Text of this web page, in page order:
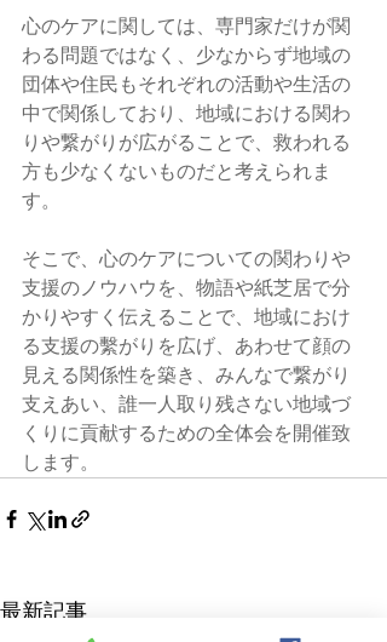
心のケアに関しては、専門家だけが関
わる問題ではなく、少なからず地域の
団体や住民もそれぞれの活動や生活の
中で関係しており、地域における関わ
りや繋がりが広がることで、救われる
方も少なくないものだと考えられま
す。
そこで、心のケアについての関わりや
支援のノウハウを、物語や紙芝居で分
かりやすく伝えることで、地域におけ
る支援の繫がりを広げ、あわせて顔の
見える関係性を築き、みんなで繋がり
支えあい、誰一人取り残さない地域づ
くりに貢献するための全体会を開催致
します。
最新記事